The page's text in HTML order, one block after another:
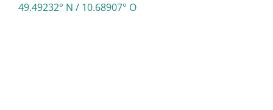
49.49232° N / 10.68907° O